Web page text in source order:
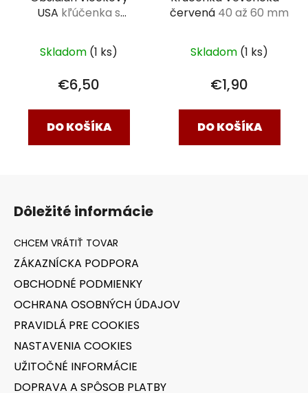
USA kľúčenka s
kameňom XL (3-4,5
cm)
Skladom (1 ks)
€6,50
DO KOŠÍKA
červená 40 až 60 mm
Skladom (1 ks)
€1,90
DO KOŠÍKA
Dôležité informácie
ZÁKAZNÍCKA PODPORA
OBCHODNÉ PODMIENKY
OCHRANA OSOBNÝCH ÚDAJOV
PRAVIDLÁ PRE COOKIES
NASTAVENIA COOKIES
UŽITOČNÉ INFORMÁCIE
DOPRAVA A SPÔSOB PLATBY